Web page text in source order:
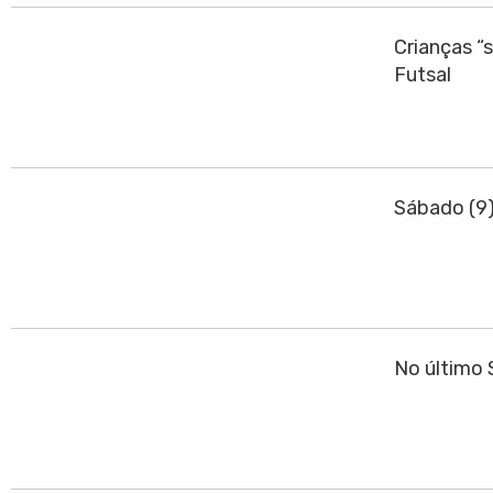
Crianças
Futsal
Sábado
No último